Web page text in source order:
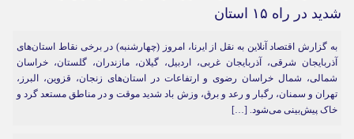
شدید در راه ۱۵ استان
به گزارش اقتصاد آنلاین به نقل از ایرنا، امروز (چهارشنبه) در برخی نقاط استان‌های
آذربایجان شرقی، آذربایجان غربی، اردبیل، گیلان، مازندران، گلستان، خراسان
شمالی، شمال خراسان رضوی و ارتفاعات در استان‌های زنجان، قزوین، البرز،
تهران و سمنان، رگبار و رعد و برق، وزش باد شدید موقت و در مناطق مستعد گرد و
خاک پیش‌بینی می‌شود. […]